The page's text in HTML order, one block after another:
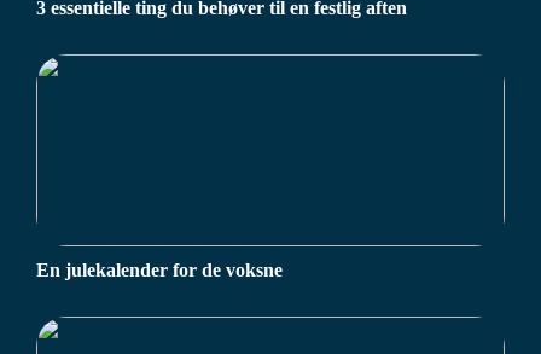
3 essentielle ting du behøver til en festlig aften
En julekalender for de voksne